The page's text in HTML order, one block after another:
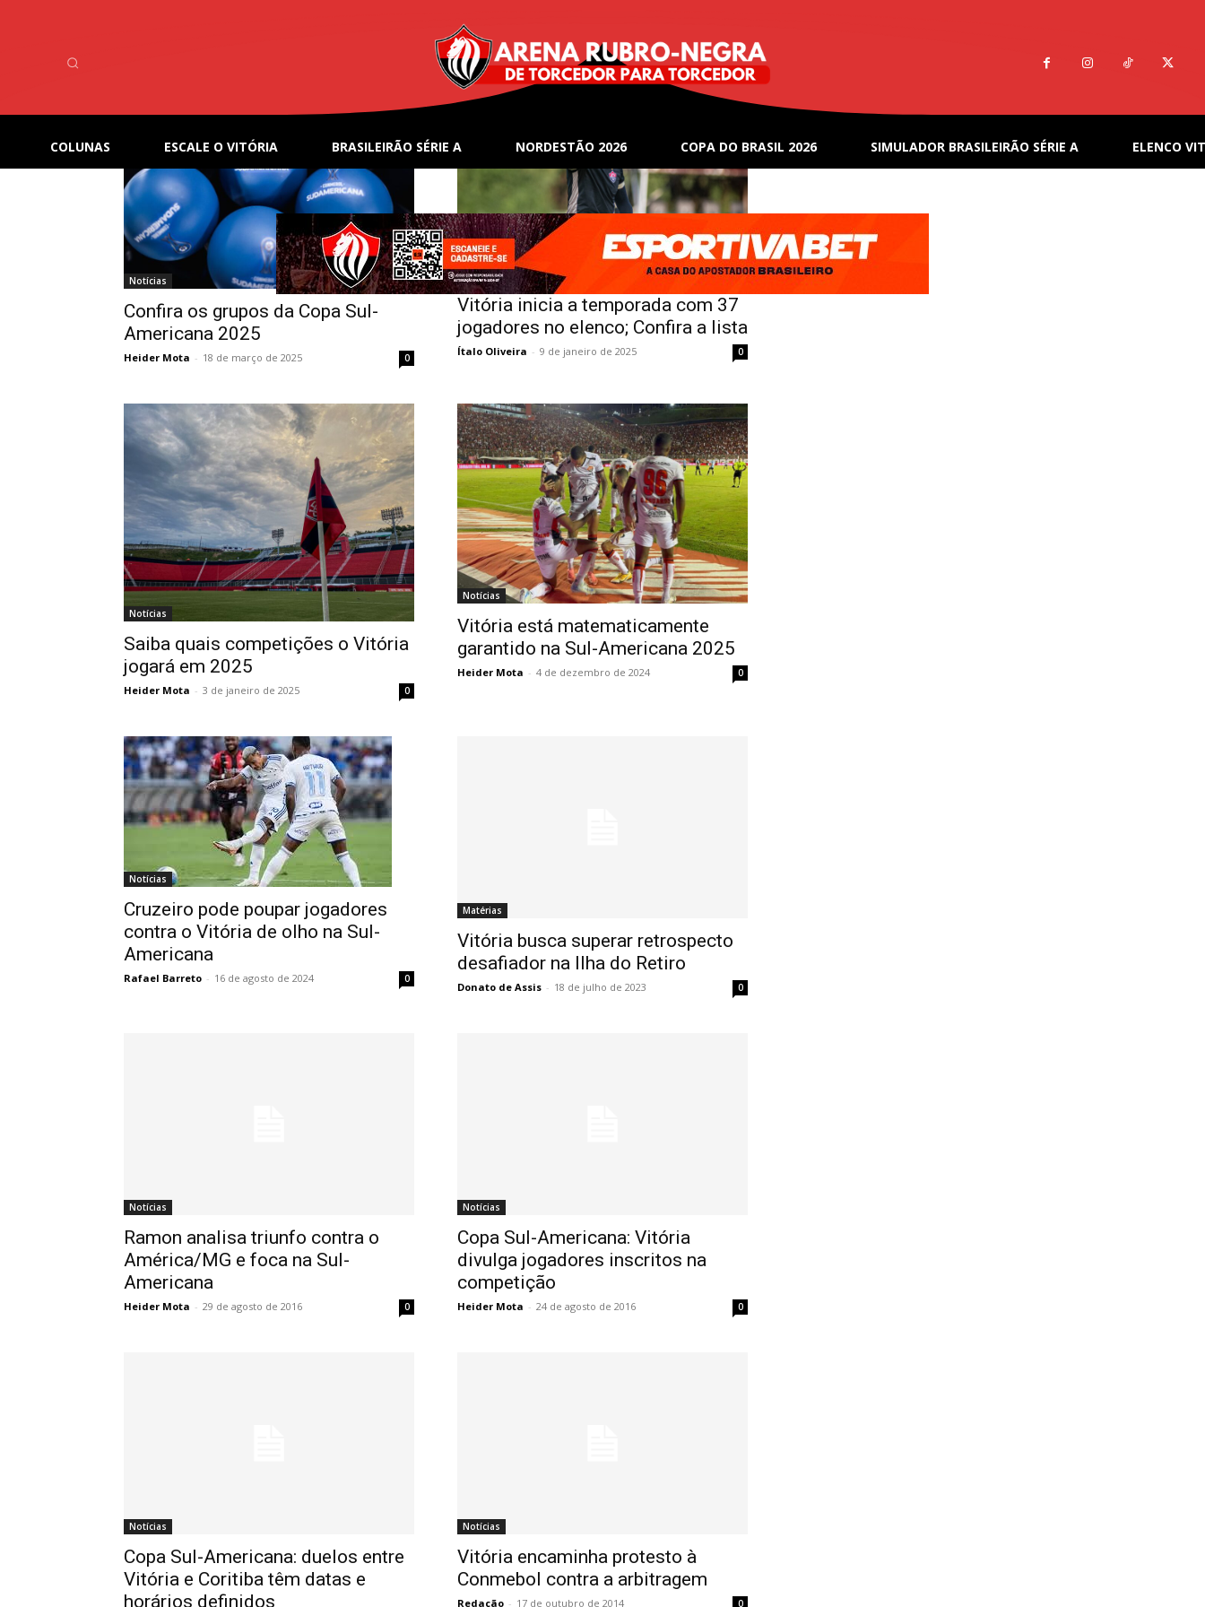
COLUNAS ESCALE O VITÓRIA BRASILEIRÃO SÉRIE A NORDESTÃO 2026 COPA DO BRASIL 2026 SIMULADOR BRASILEIRÃO SÉRIE A ELENCO
Notícias
Confira os grupos da Copa Sul-
Americana 2025
Heider Mota - 18 de março de 2025 0
Notícias
Vitória inicia a temporada com 37
jogadores no elenco; Confira a lista
Ítalo Oliveira - 9 de janeiro de 2025 0
Notícias
Saiba quais competições o Vitória
jogará em 2025
Heider Mota - 3 de janeiro de 2025 0
Notícias
Vitória está matematicamente
garantido na Sul-Americana 2025
Heider Mota - 4 de dezembro de 2024 0
Notícias
Cruzeiro pode poupar jogadores
contra o Vitória de olho na Sul-
Americana
Rafael Barreto - 16 de agosto de 2024 0
Matérias
Vitória busca superar retrospecto
desafiador na Ilha do Retiro
Donato de Assis - 18 de julho de 2023 0
Notícias
Ramon analisa triunfo contra o
América/MG e foca na Sul-
Americana
Heider Mota - 29 de agosto de 2016 0
Notícias
Copa Sul-Americana: Vitória
divulga jogadores inscritos na
competição
Heider Mota - 24 de agosto de 2016 0
Notícias
Copa Sul-Americana: duelos entre
Vitória e Coritiba têm datas e
horários definidos
Notícias
Vitória encaminha protesto à
Conmebol contra a arbitragem
Redação - 17 de outubro de 2014 0